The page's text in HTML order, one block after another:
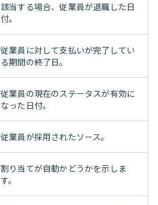
該当する場合、従業員が退職した日
付。
従業員に対して支払いが完了してい
る期間の終了日。
従業員の現在のステータスが有効に
なった日付。
従業員が採用されたソース。
割り当てが自動かどうかを示しま
す。